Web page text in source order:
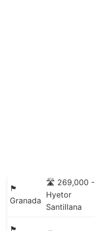
🏴
Granada
🛣️ 269,000 -
Hyetor
Santillana